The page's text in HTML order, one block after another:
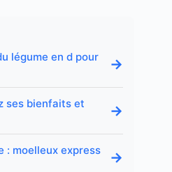
légume en d pour
→
ses bienfaits et
→
: moelleux express
→